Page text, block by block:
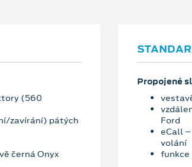
(560
zavírání) pátých
černá Onyx
Propojené
Ford
eCall
volání
funkce